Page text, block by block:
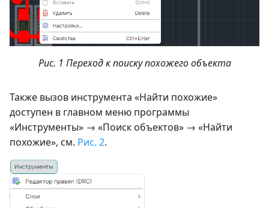
Рис. 1 Переход к поиску похожего объекта
Также вызов инструмента «Найти похожие»
доступен в главном меню программы
«Инструменты» → «Поиск объектов» → «Найти
похожие», см. Рис. 2.